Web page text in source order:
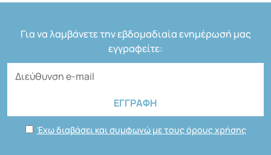
Για να λαμβάνετε την εβδομαδιαία ενημέρωσή μας
εγγραφείτε:
Έχω διαβάσει και συμφωνώ με τους όρους χρήσης